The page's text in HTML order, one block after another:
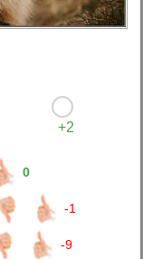
+2
0
-1
-9